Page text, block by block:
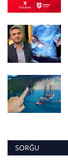
SORĞU